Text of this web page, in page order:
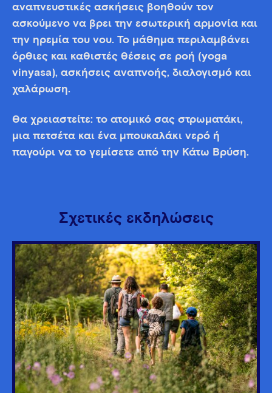
αναπνευστικές ασκήσεις βοηθούν τον
ασκούμενο να βρει την εσωτερική αρμονία και
την ηρεμία του νου. Το μάθημα περιλαμβάνει
όρθιες και καθιστές θέσεις σε ροή (yoga
vinyasa), ασκήσεις αναπνοής, διαλογισμό και
χαλάρωση.
Θα χρειαστείτε: το ατομικό σας στρωματάκι,
μια πετσέτα και ένα μπουκαλάκι νερό ή
παγούρι να το γεμίσετε από την Κάτω Βρύση.
Σχετικές εκδηλώσεις